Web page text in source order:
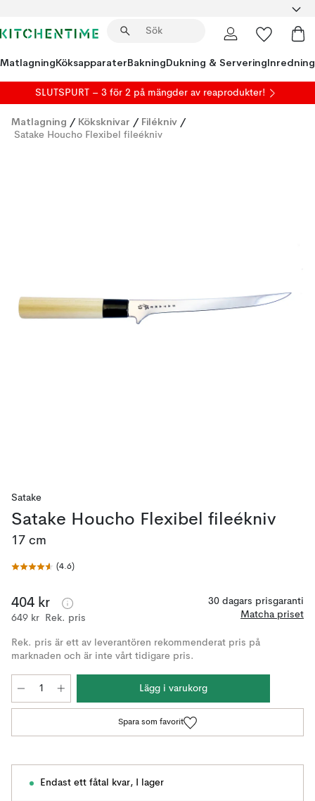
MatlagningKöksapparaterBakningDukning & ServeringInredning
SLUTSPURT – 3 för 2 på mängder av reaprodukter!
Matlagning / Köksknivar / Filékniv /
Satake Houcho Flexibel fileékniv
Satake
Satake Houcho Flexibel fileékniv
17 cm
(4.6)
404 kr
649 kr Rek. pris
30 dagars prisgaranti
Matcha priset
Rek. pris är ett av leverantören rekommenderat pris på
marknaden och är inte vårt tidigare pris.
Lägg i varukorg
Spara som favorit
Endast ett fåtal kvar, I lager